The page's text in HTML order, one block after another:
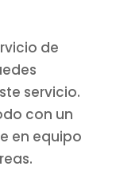
de
servicio.
con un
en equipo